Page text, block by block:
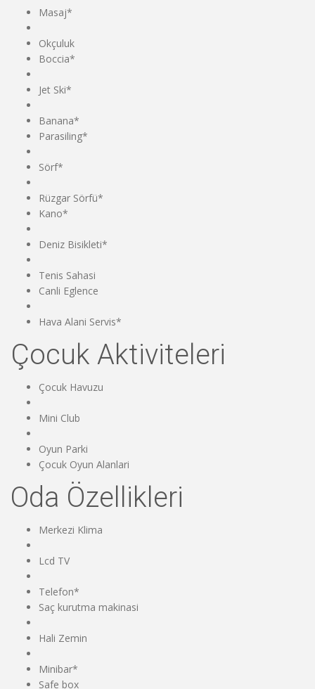
Masaj*
Okçuluk
Boccia*
Jet Ski*
Banana*
Parasiling*
Sörf*
Rüzgar Sörfü*
Kano*
Deniz Bisikleti*
Tenis Sahasi
Canli Eglence
Hava Alani Servis*
Çocuk Aktiviteleri
Çocuk Havuzu
Mini Club
Oyun Parki
Çocuk Oyun Alanlari
Oda Özellikleri
Merkezi Klima
Lcd TV
Telefon*
Saç kurutma makinasi
Hali Zemin
Minibar*
Safe box